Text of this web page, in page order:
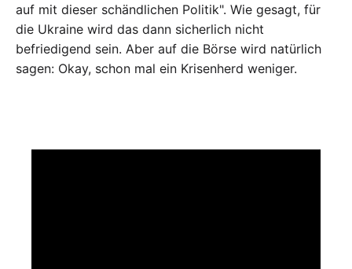
auf mit dieser schändlichen Politik". Wie gesagt, für
die Ukraine wird das dann sicherlich nicht
befriedigend sein. Aber auf die Börse wird natürlich
sagen: Okay, schon mal ein Krisenherd weniger.